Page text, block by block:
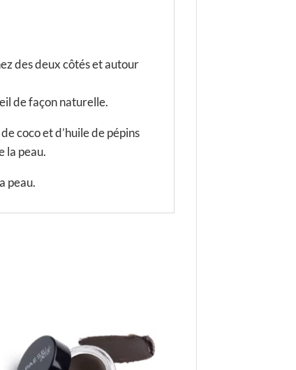
des deux côtés et autour
de façon naturelle.
coco et d’huile de pépins
la peau.
peau.